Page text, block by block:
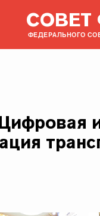
ФЕДЕРАЛЬНОГО